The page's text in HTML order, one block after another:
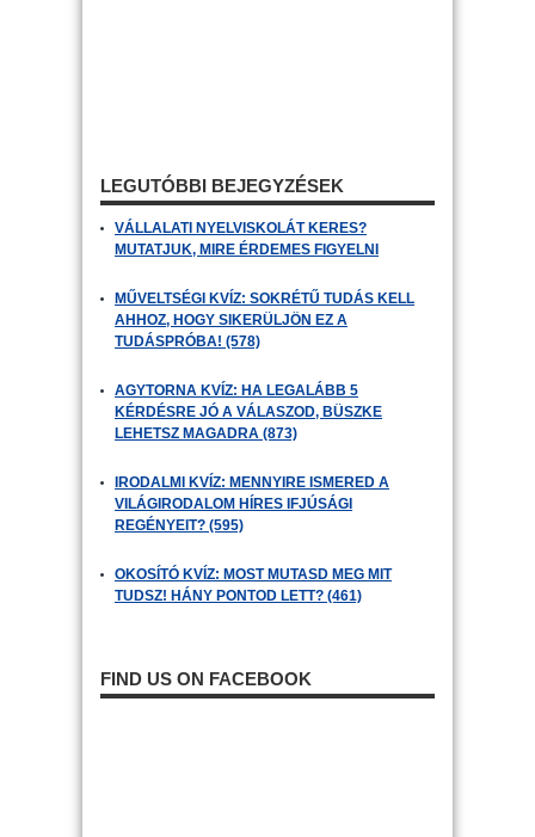
LEGUTÓBBI BEJEGYZÉSEK
VÁLLALATI NYELVISKOLÁT KERES?
MUTATJUK, MIRE ÉRDEMES FIGYELNI
MŰVELTSÉGI KVÍZ: SOKRÉTŰ TUDÁS KELL
AHHOZ, HOGY SIKERÜLJÖN EZ A
TUDÁSPRÓBA! (578)
AGYTORNA KVÍZ: HA LEGALÁBB 5
KÉRDÉSRE JÓ A VÁLASZOD, BÜSZKE
LEHETSZ MAGADRA (873)
IRODALMI KVÍZ: MENNYIRE ISMERED A
VILÁGIRODALOM HÍRES IFJÚSÁGI
REGÉNYEIT? (595)
OKOSÍTÓ KVÍZ: MOST MUTASD MEG MIT
TUDSZ! HÁNY PONTOD LETT? (461)
FIND US ON FACEBOOK